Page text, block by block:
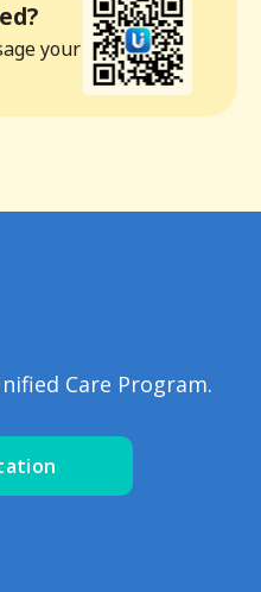
your
Care Program.